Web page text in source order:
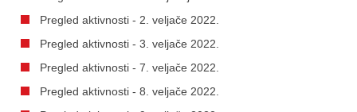
Pregled aktivnosti - 2. veljače 2022.
Pregled aktivnosti - 3. veljače 2022.
Pregled aktivnosti - 7. veljače 2022.
Pregled aktivnosti - 8. veljače 2022.